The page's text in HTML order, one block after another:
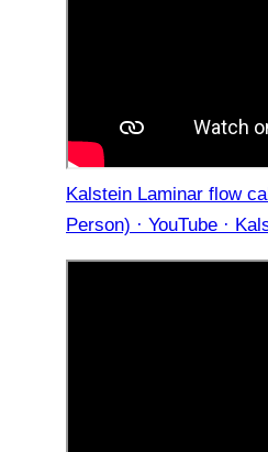
Kalstein Laminar flow
Person) · YouTube ·